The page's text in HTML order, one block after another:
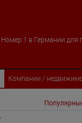
Номер 1 в Германии для
Компании /